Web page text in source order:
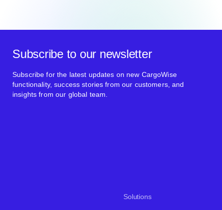
Solutions
Subscribe to our newsletter
Subscribe for the latest updates on new CargoWise
functionality, success stories from our customers, and
insights from our global team.